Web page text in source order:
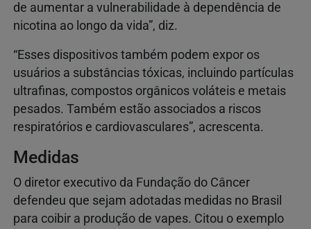
de aumentar a vulnerabilidade à dependência de
nicotina ao longo da vida”, diz.
“Esses dispositivos também podem expor os
usuários a substâncias tóxicas, incluindo partículas
ultrafinas, compostos orgânicos voláteis e metais
pesados. Também estão associados a riscos
respiratórios e cardiovasculares”, acrescenta.
Medidas
O diretor executivo da Fundação do Câncer
defendeu que sejam adotadas medidas no Brasil
para coibir a produção de vapes. Citou o exemplo